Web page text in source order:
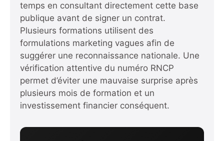
temps en consultant directement cette base
publique avant de signer un contrat.
Plusieurs formations utilisent des
formulations marketing vagues afin de
suggérer une reconnaissance nationale. Une
vérification attentive du numéro RNCP
permet d’éviter une mauvaise surprise après
plusieurs mois de formation et un
investissement financier conséquent.